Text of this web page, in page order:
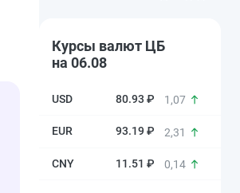
Курсы валют ЦБ
на 06.08
80.93 ₽ 1,07
93.19 ₽ 2,31
11.51 ₽ 0,14